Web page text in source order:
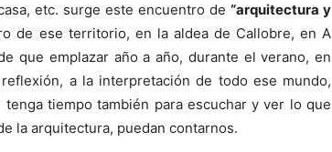
etc. surge este encuentro de “arquitectura y
de ese territorio, en la aldea de Callobre, en A
que emplazar año a año, durante el verano, en
a la interpretación de todo ese mundo,
tiempo también para escuchar y ver lo que
la arquitectura, puedan contarnos.